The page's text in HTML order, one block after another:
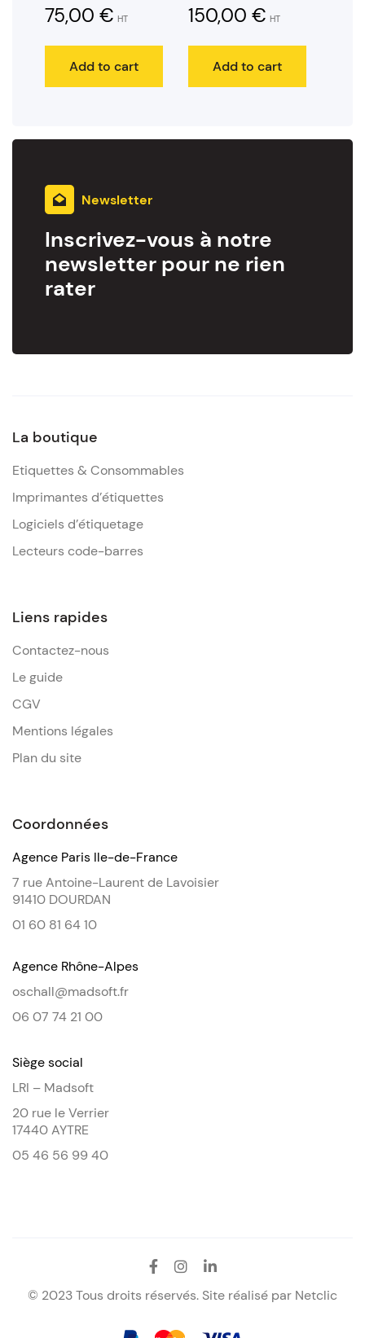
75,00 € HT
Add to cart
150,00 € HT
Add to cart
Newsletter
Inscrivez-vous à notre
newsletter pour ne rien
rater
La boutique
Etiquettes & Consommables
Imprimantes d’étiquettes
Logiciels d’étiquetage
Lecteurs code-barres
Liens rapides
Contactez-nous
Le guide
CGV
Mentions légales
Plan du site
Coordonnées
Agence Paris Ile-de-France
7 rue Antoine-Laurent de Lavoisier
91410 DOURDAN
01 60 81 64 10
Agence Rhône-Alpes
oschall@madsoft.fr
06 07 74 21 00
Siège social
LRI – Madsoft
20 rue le Verrier
17440 AYTRE
05 46 56 99 40
© 2023 Tous droits réservés. Site réalisé par Netclic